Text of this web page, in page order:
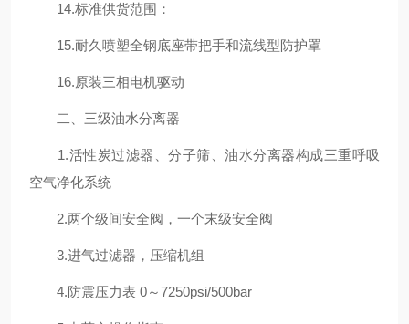
14.标准供货范围：
15.耐久喷塑全钢底座带把手和流线型防护罩
16.原装三相电机驱动
二、三级油水分离器
1.活性炭过滤器、分子筛、油水分离器构成三重呼吸
空气净化系统
2.两个级间安全阀，一个末级安全阀
3.进气过滤器，压缩机组
4.防震压力表 0～7250psi/500bar